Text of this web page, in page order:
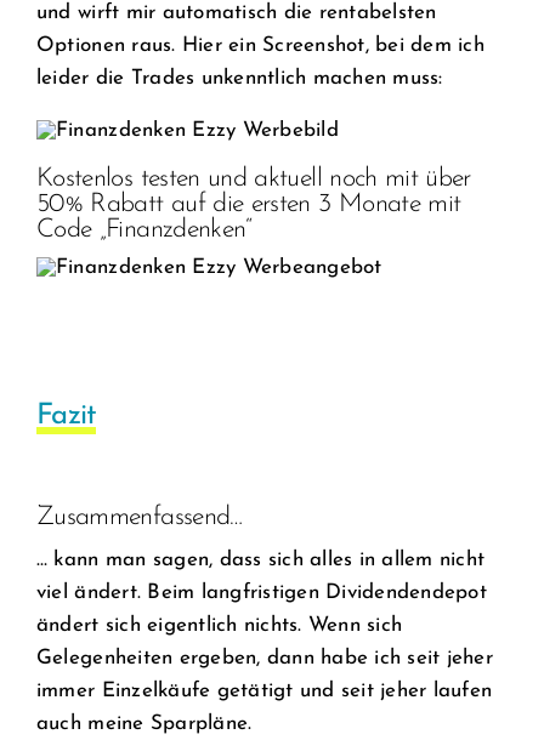
und wirft mir automatisch die rentabelsten
Optionen raus. Hier ein Screenshot, bei dem ich
leider die Trades unkenntlich machen muss:
Kostenlos testen und aktuell noch mit über
50% Rabatt auf die ersten 3 Monate mit
Code „Finanzdenken“
Fazit
Zusammenfassend…
… kann man sagen, dass sich alles in allem nicht
viel ändert. Beim langfristigen Dividendendepot
ändert sich eigentlich nichts. Wenn sich
Gelegenheiten ergeben, dann habe ich seit jeher
immer Einzelkäufe getätigt und seit jeher laufen
auch meine Sparpläne.